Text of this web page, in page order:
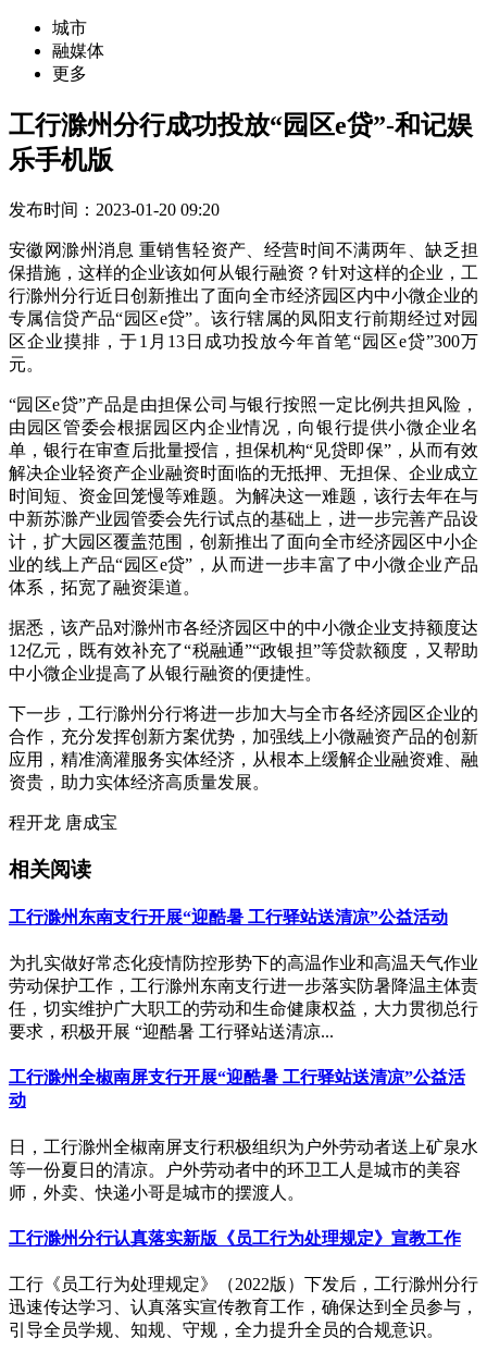
城市
融媒体
更多
工行滁州分行成功投放“园区e贷”-和记娱
乐手机版
发布时间：2023-01-20 09:20
安徽网滁州消息 重销售轻资产、经营时间不满两年、缺乏担
保措施，这样的企业该如何从银行融资？针对这样的企业，工
行滁州分行近日创新推出了面向全市经济园区内中小微企业的
专属信贷产品“园区e贷”。该行辖属的凤阳支行前期经过对园
区企业摸排，于1月13日成功投放今年首笔“园区e贷”300万
元。
“园区e贷”产品是由担保公司与银行按照一定比例共担风险，
由园区管委会根据园区内企业情况，向银行提供小微企业名
单，银行在审查后批量授信，担保机构“见贷即保”，从而有效
解决企业轻资产企业融资时面临的无抵押、无担保、企业成立
时间短、资金回笼慢等难题。为解决这一难题，该行去年在与
中新苏滁产业园管委会先行试点的基础上，进一步完善产品设
计，扩大园区覆盖范围，创新推出了面向全市经济园区中小企
业的线上产品“园区e贷”，从而进一步丰富了中小微企业产品
体系，拓宽了融资渠道。
据悉，该产品对滁州市各经济园区中的中小微企业支持额度达
12亿元，既有效补充了“税融通”“政银担”等贷款额度，又帮助
中小微企业提高了从银行融资的便捷性。
下一步，工行滁州分行将进一步加大与全市各经济园区企业的
合作，充分发挥创新方案优势，加强线上小微融资产品的创新
应用，精准滴灌服务实体经济，从根本上缓解企业融资难、融
资贵，助力实体经济高质量发展。
程开龙 唐成宝
相关阅读
工行滁州东南支行开展“迎酷暑 工行驿站送清凉”公益活动
为扎实做好常态化疫情防控形势下的高温作业和高温天气作业
劳动保护工作，工行滁州东南支行进一步落实防暑降温主体责
任，切实维护广大职工的劳动和生命健康权益，大力贯彻总行
要求，积极开展 “迎酷暑 工行驿站送清凉...
工行滁州全椒南屏支行开展“迎酷暑 工行驿站送清凉”公益活
动
日，工行滁州全椒南屏支行积极组织为户外劳动者送上矿泉水
等一份夏日的清凉。户外劳动者中的环卫工人是城市的美容
师，外卖、快递小哥是城市的摆渡人。
工行滁州分行认真落实新版《员工行为处理规定》宣教工作
工行《员工行为处理规定》（2022版）下发后，工行滁州分行
迅速传达学习、认真落实宣传教育工作，确保达到全员参与，
引导全员学规、知规、守规，全力提升全员的合规意识。